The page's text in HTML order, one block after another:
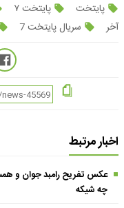
پایتخت پایتخت ۷
آخر
سریال پایتخت 7
اخبار مرتبط
عکس تفریح رامبد جوان و
چه شیکه